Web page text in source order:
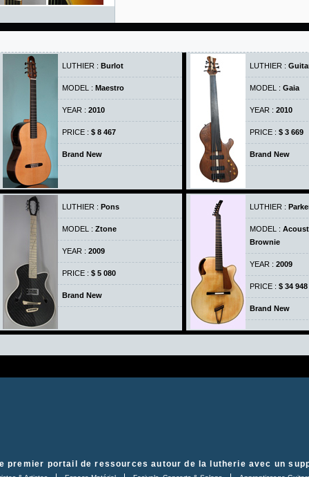
LUTHIER : Burlot
MODEL : Maestro
YEAR : 2010
PRICE : $ 8 467
Brand New
LUTHIER :
MODEL : Gaia
YEAR : 2010
PRICE : $ 3 669
Brand New
LUTHIER : Pons
MODEL : Ztone
YEAR : 2009
PRICE : $ 5 080
Brand New
LUTHIER :
MODEL :
Brownie
YEAR : 2009
PRICE : $ 34 948
Brand New
premier portail de ressources autour de la lutherie avec un